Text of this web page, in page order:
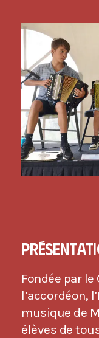
Fondée par
l’accordéon,
musique de
élèves de